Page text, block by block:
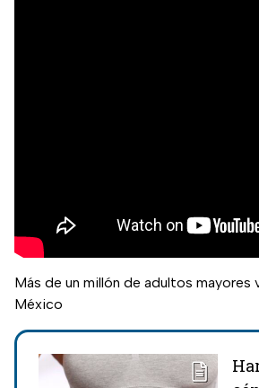
Más de un millón de adultos mayores
México